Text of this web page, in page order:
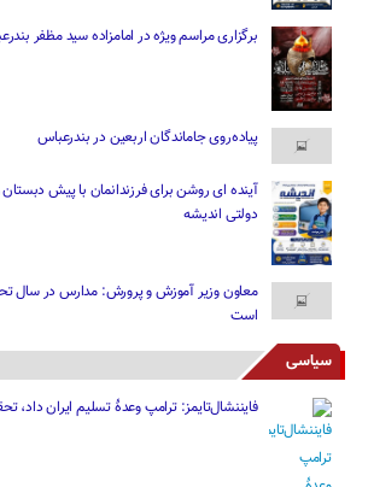
برگزاری مراسم ویژه در امامزاده سید مظفر
پیاده‌روی جاماندگان اربعین در بندرعباس
آینده ای روشن برای فرزندانمان با پیش
دولتی اندیشه
معاون وزیر آموزش و پرورش: مدارس در سال
است
سیاسی
فایننشال‌تایمز: ترامپ وعدۀ تسلیم ایران داد،